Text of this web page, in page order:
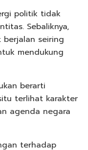
politik tidak
Sebaliknya,
seiring
mendukung
berarti
terlihat karakter
agenda negara
terhadap